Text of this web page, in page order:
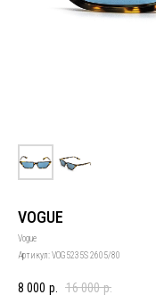
VOGUE
Vogue
Артикул:VOG5235S 2605/80
8 000 р. 16 000 р.